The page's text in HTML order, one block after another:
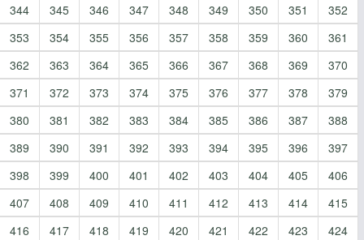
344
345 346 347 348 349 350 351
352
353
354 355 356 357 358 359 360
361
362
363 364 365 366 367 368 369
370
371
372 373 374 375 376 377 378
379
380
381 382 383 384 385 386 387
388
389
390 391 392 393 394 395 396
397
398
399 400 401 402 403 404 405
406
407
408 409 410 411 412 413 414
415
416
417 418 419 420 421 422 423
424